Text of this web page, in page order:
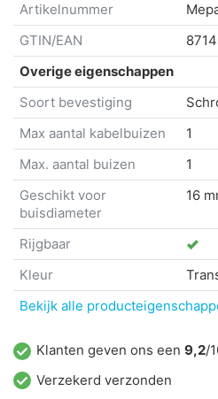
Artikelnummer
GTIN/EAN
Overige eigenschappen
Soort bevestiging
Max aantal kabelbuizen
1
Max. aantal buizen
1
Geschikt voor
buisdiameter
16
Rijgbaar
Kleur
Bekijk alle
Klanten geven ons een 9,2/
Verzekerd verzonden